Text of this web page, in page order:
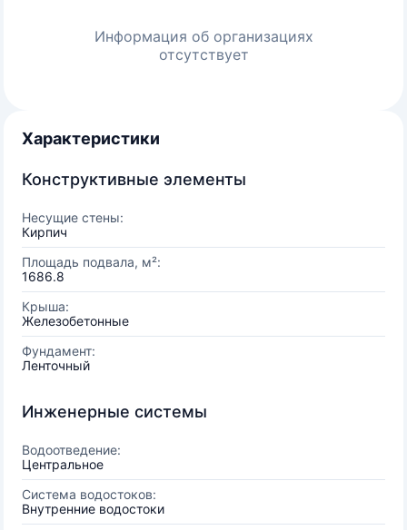
Информация об организациях
отсутствует
Характеристики
Конструктивные элементы
Несущие стены:
Кирпич
Площадь подвала, м²:
1686.8
Крыша:
Железобетонные
Фундамент:
Ленточный
Инженерные системы
Водоотведение:
Центральное
Система водостоков:
Внутренние водостоки